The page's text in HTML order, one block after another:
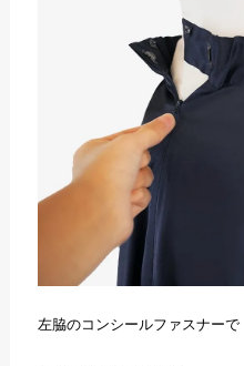
左脇のコンシールファスナーで